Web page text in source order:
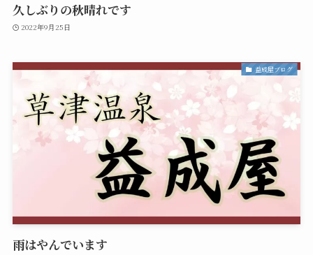
久しぶりの秋晴れです
2022年9月25日
益成屋ブログ
雨はやんでいます